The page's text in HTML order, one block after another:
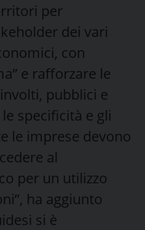
per
dei vari
con
e rafforzare le
pubblici e
specificità e gli
le imprese devono
al
per un utilizzo
ha aggiunto
si è